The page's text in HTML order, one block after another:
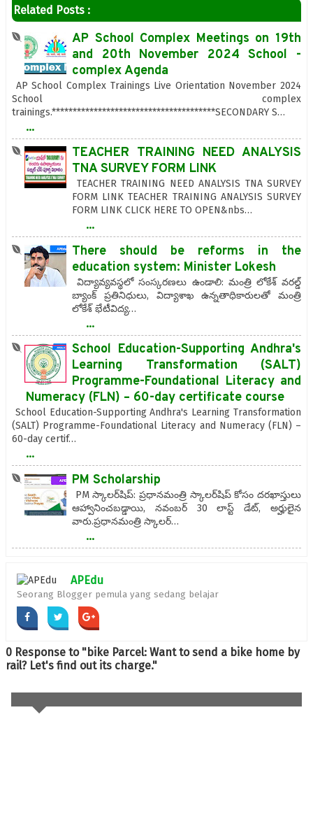
Related Posts :
AP School Complex Meetings on 19th
and 20th November 2024 School -
complex Agenda
AP School Complex Trainings Live Orientation November 2024
School complex
trainings.***************************************SECONDARY S…
...
TEACHER TRAINING NEED ANALYSIS
TNA SURVEY FORM LINK
TEACHER TRAINING NEED ANALYSIS TNA SURVEY
FORM LINK TEACHER TRAINING ANALYSIS SURVEY
FORM LINK CLICK HERE TO OPEN&nbs…
...
There should be reforms in the
education system: Minister Lokesh
విద్యావ్యవస్థలో సంస్కరణలు ఉండాలి: మంత్రి లోకేశ్‌ వరల్డ్‌
బ్యాంక్‌ ప్రతినిధులు, విద్యాశాఖ ఉన్నతాధికారులతో మంత్రి
లోకేశ్‌ భేటీవిద్య…
...
School Education-Supporting Andhra's
Learning Transformation (SALT)
Programme-Foundational Literacy and
Numeracy (FLN) – 60-day certificate course
School Education-Supporting Andhra's Learning Transformation
(SALT) Programme-Foundational Literacy and Numeracy (FLN) –
60-day certif…
...
PM Scholarship
PM స్కాలర్‌షిప్: ప్రధానమంత్రి స్కాలర్‌షిప్ కోసం దరఖాస్తులు
ఆహ్వానించబడ్డాయి, నవంబర్ 30 లాస్ట్ డేట్, అర్హులైన
వారు.ప్రధానమంత్రి స్కాలర్…
...
APEdu
Seorang Blogger pemula yang sedang belajar
0 Response to "bike Parcel: Want to send a bike home by
rail? Let's find out its charge."